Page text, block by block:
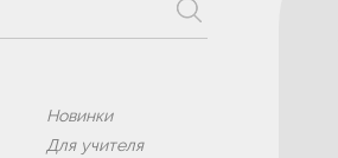
Новинки
Для учителя